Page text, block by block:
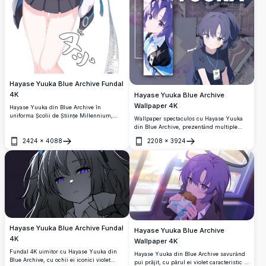
Hayase Yuuka Blue Archive Fundal
4K
Hayase Yuuka din Blue Archive în
uniforma Școlii de Științe Millennium,
artwork uimitor de înaltă rezoluție 4K.
2424 × 4088
Deschide
Hayase Yuuka Blue Archive
Wallpaper 4K
Wallpaper spectaculos cu Hayase Yuuka
din Blue Archive, prezentând multiple
de mov care evidențiază aspectul iconic al
lui Yuuka, cu text japonez și tipografie
stilată. Perfect pentru fani.
2208 × 3924
Deschide
Hayase Yuuka Blue Archive Fundal
4K
Fundal 4K uimitor cu Hayase Yuuka din
Blue Archive, cu ochii ei iconici violet
Hayase Yuuka Blue Archive
Wallpaper 4K
Hayase Yuuka din Blue Archive savurând
pui prăjit, cu părul ei violet caracteristic și